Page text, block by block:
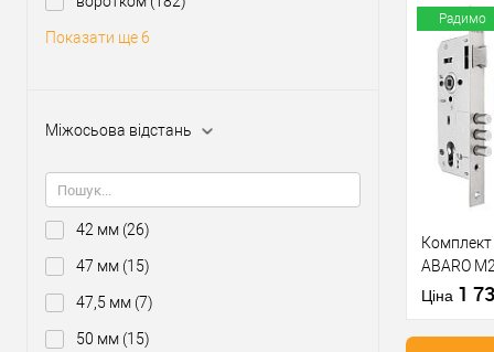
Показати ще 6
Міжосьова відстань
42 мм (26)
47 мм (15)
47,5 мм (7)
50 мм (15)
У
Виробник
Матеріал
Країна
Міжосьова
Радимо
Комплект
ABARO
Ціна 1